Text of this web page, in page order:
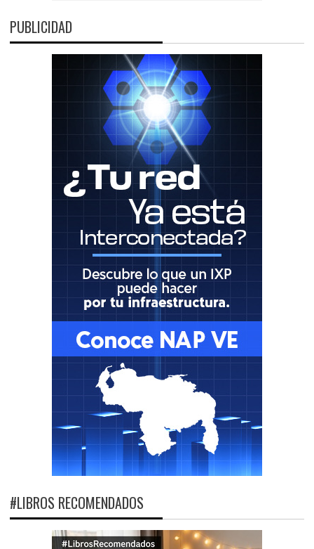
PUBLICIDAD
#LIBROS RECOMENDADOS